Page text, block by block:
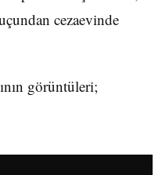
cezaevinde
görüntüleri;